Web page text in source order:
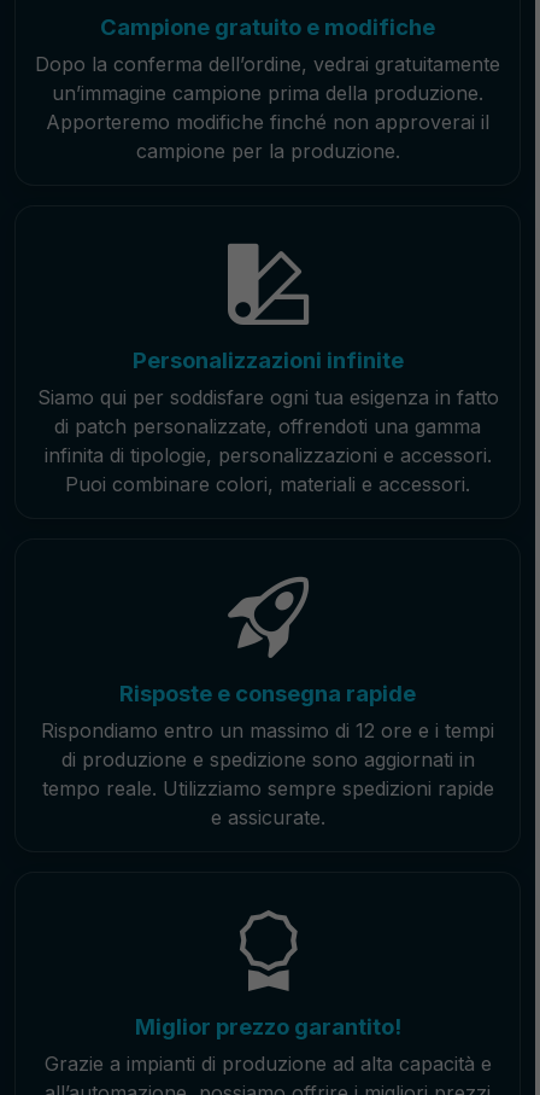
Campione gratuito e modifiche
Dopo la conferma dell’ordine, vedrai gratuitamente
un’immagine campione prima della produzione.
Apporteremo modifiche finché non approverai il
campione per la produzione.
Personalizzazioni infinite
Siamo qui per soddisfare ogni tua esigenza in fatto
di patch personalizzate, offrendoti una gamma
infinita di tipologie, personalizzazioni e accessori.
Puoi combinare colori, materiali e accessori.
Risposte e consegna rapide
Rispondiamo entro un massimo di 12 ore e i tempi
di produzione e spedizione sono aggiornati in
tempo reale. Utilizziamo sempre spedizioni rapide
e assicurate.
Miglior prezzo garantito!
Grazie a impianti di produzione ad alta capacità e